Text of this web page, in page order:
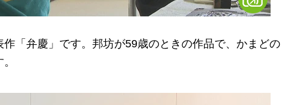
「弁慶」です。邦坊が59歳のときの作品で、かまどの